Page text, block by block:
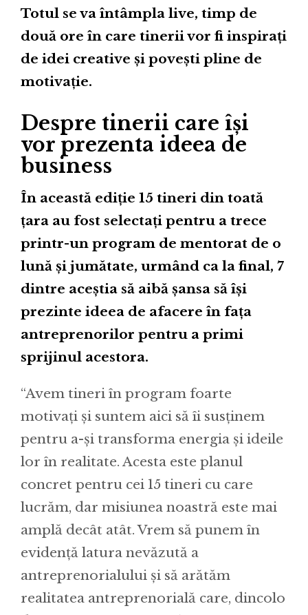
Totul se va întâmpla live, timp de
două ore în care tinerii vor fi inspirați
de idei creative și povești pline de
motivație.
Despre tinerii care își
vor prezenta ideea de
business
În această ediție 15 tineri din toată
țara au fost selectați pentru a trece
printr-un program de mentorat de o
lună și jumătate, urmând ca la final, 7
dintre aceștia să aibă șansa să își
prezinte ideea de afacere în fața
antreprenorilor pentru a primi
sprijinul acestora.
“Avem tineri în program foarte
motivați și suntem aici să îi susținem
pentru a-și transforma energia și ideile
lor în realitate. Acesta este planul
concret pentru cei 15 tineri cu care
lucrăm, dar misiunea noastră este mai
amplă decât atât. Vrem să punem în
evidență latura nevăzută a
antreprenorialului și să arătăm
realitatea antreprenorială care, dincolo